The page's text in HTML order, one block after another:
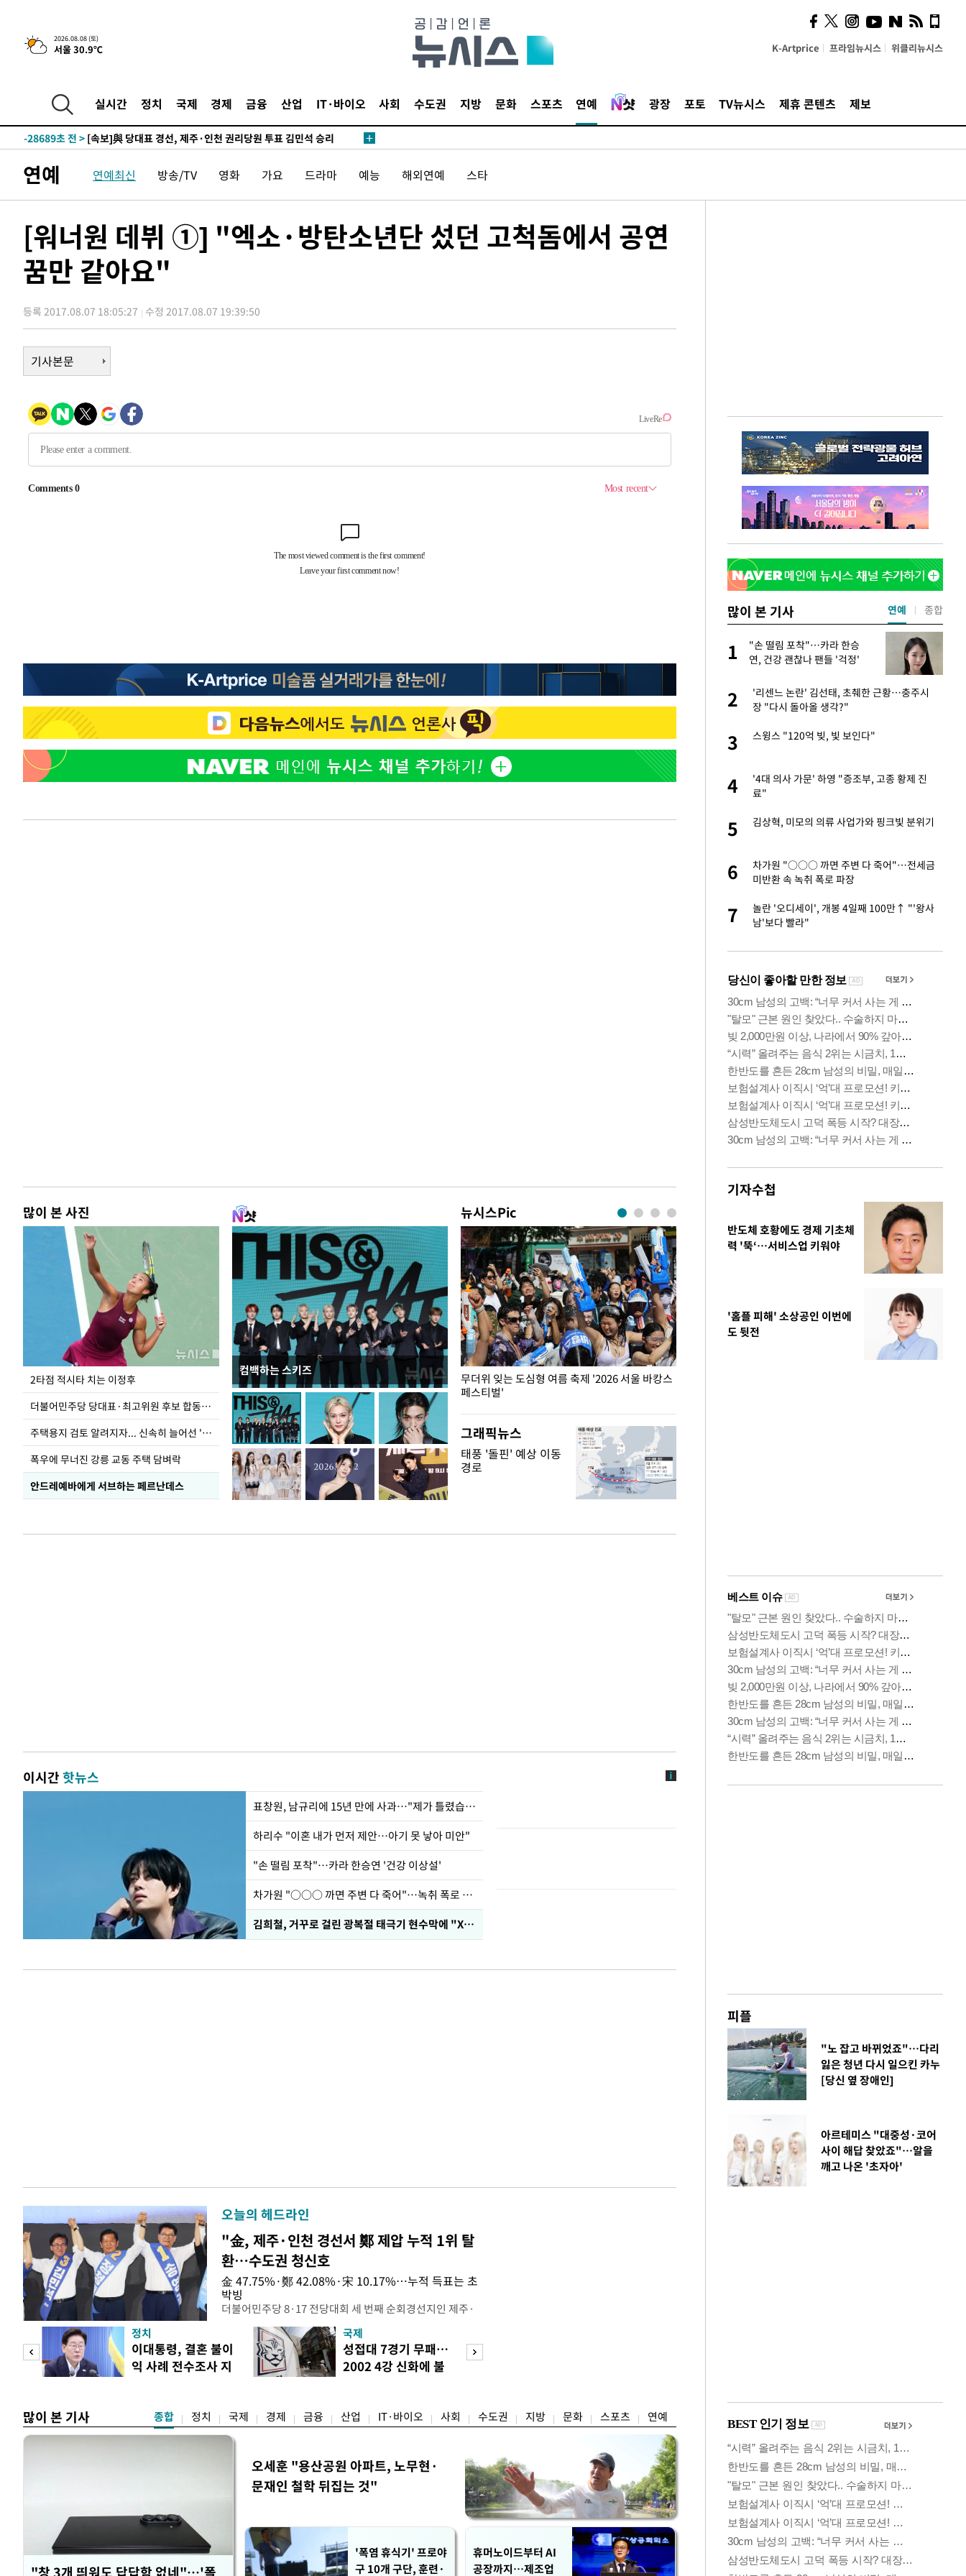
2026.08.08 (토)
서울 30.9℃ K-Artprice 프라임뉴시스 위클리뉴시스
실시간 정치 국제 경제 금융 산업 IT·바이오 사회 수도권 지방 문화 스포츠 연예 광장 포토 TV뉴시스 제휴 콘텐츠 제보
5시간 전 >[속보]뉴욕증시 상승 마감…S&P 0.6% 나스닥 1.3%↑
-29985초 전 >[속보]與최고위원 제주·인천 순회경선…박선원·최민희·서미화·
청래 44.56%
-29220초 전 >
[속보]與 대표 경선 제주·인천 당원투표…金 47.75%·鄭
42.08%·宋 10.17%
-28754초 전 >
것"
-28689초 전 > [속보]與 당대표 경선, 제주·인천 권리당원 투표 김민석 승리
-21733초 전 >
[속보]이강인 "감독님이 원하는 마음 느꼈고, 많은 트로피 원해 아
-21515초 전 >수도권 40도 육박 '펄펄'…동해안 일부 지역엔 호의주의보
-14429초 전 >강릉에 시간당 81.4㎜ 물폭탄…도로 잠기고 담벼락 붕괴
-10536초 전 >백운산서 80년근 천종산삼 9뿌리 발견…감정가 1.3억원
-8246초 전 >
선재도서 해루질 나섰다 실종 60대, 닷새 만에 숨진 채 발견
-5156초 전 >여수 오동도 해상서 모터보트 전복…1명 사망·1명 실종
주 날씨]
26분 전 >축구협회 "압수수색·성접대 논란 사과…쇄신의 기회로 삼겠다"
51분 전 >[속보]'압수수색·성접대 논란' 축구협회 "실망과 걱정 안겨드려 죄송"
4시간 전 > '최고 37도' 폭염 지속…강원동해안 최대 150㎜ 비
5시간 전 >[속보]뉴욕증시 상승 마감…S&P 0.6% 나스닥 1.3%↑
한민수·김용 순
낮 최고 35도 '무더위'…동해안 시간당 30㎜ '강한 비'[내일날씨]
[속보]이강인 "감독님이 원하는 마음 느꼈고, 많은 트로피 원해 아
-8246초 전 >선재도서 해루질 나섰다 실종 60대, 닷새 만에 숨진 채 발견
-5780초 전 >
남자 농구, 나고야 아시안게임서 '홈팀' 일본과 한일전
-1383초 전 >극한폭염 한풀 꺾이지만…'낮 최고 35도' 무더위, 열대야 계속[다음
주 날씨]
26분 전 >축구협회 "압수수색·성접대 논란 사과…쇄신의 기회로 삼겠다"
51분 전 >[속보]'압수수색·성접대 논란' 축구협회 "실망과 걱정 안겨드려 죄송"
4시간 전 >'최고 37도' 폭염 지속…강원동해안 최대 150㎜ 비
연예 연예최신 방송/TV 영화 가요 드라마 예능 해외연예 스타
[워너원 데뷔 ①] "엑소·방탄소년단 섰던 고척돔에서 공연
꿈만 같아요"
등록 2017.08.07 18:05:27 수정 2017.08.07 19:39:50
기사본문
많이 본 사진
2타점 적시타 치는 이정후
더불어민주당 당대표·최고위원 후보 합동연설회
주택용지 검토 알려지자... 신속히 늘어선 '근조화환'
폭우에 무너진 강릉 교동 주택 담벼락
안드레예바에게 서브하는 페르난데스
컴백하는 스키즈
뉴시스Pic
청와대 일주일
무더위 잊는 도심형 여름 축제 '2026 서울 바캉스
페스티벌'
그래픽뉴스
태풍 '돌핀' 예상 이동
경로
이시간핫뉴스
표창원, 남규리에 15년 만에 사과…"제가 틀렸습니다"
하리수 "이혼 내가 먼저 제안…아기 못 낳아 미안"
"손 떨림 포착"…카라 한승연 '건강 이상설'
차가원 "○○○ 까면 주변 다 죽어"…녹취 폭로 파장
김희철, 거꾸로 걸린 광복절 태극기 현수막에 "X돌았네"
오늘의 헤드라인
"金, 제주·인천 경선서 鄭 제압 누적 1위 탈
환…수도권 청신호
金 47.75%·鄭 42.08%·宋 10.17%…누적 득표는 초
박빙
더불어민주당 8·17 전당대회 세 번째 순회경선지인 제주·
인천 권리당원 투표에서 김민석 당대표 후보가 승리했다. 지
난주 첫 주말 순회경선에서 충청권은 김 후보가, 부산·울산·
경남에서는 정청래 후보가 승리한 바 있다. 소병훈 민주당 중
앙당 선관위원장은 8일 제주·인천 순회경선 권리당원 투표
정치
이대통령, 결혼 불이
익 사례 전수조사 지
국제
성접대 7경기 무패…
2002 4강 신화에 불
많이 본 기사 종합 정치 국제 경제 금융 산업 IT·바이오 사회 수도권 지방 문화 스포츠 연예
"창 3개 띄워도 답답함 없네"…'폴
오세훈 "용산공원 아파트, 노무현·
문재인 철학 뒤집는 것"
'폭염 휴식기' 프로야
구 10개 구단, 훈련·
휴머노이드부터 AI
공장까지…제조업
많이 본 기사
써보니
2
오세훈 "용산공원 아파트, 노무현·문재인 철
학 뒤집는 것"
3
'폭염 휴식기' 프로야구 10개 구단, 훈련·휴
식 병행…"야외 훈련 해도 안전 최우선"
4
휴머노이드부터 AI공장까지…제조업 바꾸는
5
'덜 똘똘한 한 채' 시대 오나…20억대 아파트
1
"손 떨림 포착"…카라 한승
연, 건강 괜찮나 팬들 '걱정'
2
'리센느 논란' 김선태, 초췌한 근황…충주시
장 "다시 돌아올 생각?"
3 스윙스 "120억 빚, 빛 보인다"
4
'4대 의사 가문' 하영 "증조부, 고종 황제 진
료"
5 김상혁, 미모의 의류 사업가와 핑크빛 분위기
6
차가원 "○○○ 까면 주변 다 죽어"…전세금
미반환 속 녹취 폭로 파장
7
놀란 '오디세이', 개봉 4일째 100만↑ "'왕사
남'보다 빨라"
연예 종합
기자수첩
반도체 호황에도 경제 기초체
력 '뚝‘…서비스업 키워야
'홈플 피해' 소상공인 이번에
도 뒷전
피플
"노 잡고 바뀌었죠"…다리
잃은 청년 다시 일으킨 카누
[당신 옆 장애인]
아르테미스 "대중성·코어
사이 해답 찾았죠"…알을
깨고 나온 '초자아'